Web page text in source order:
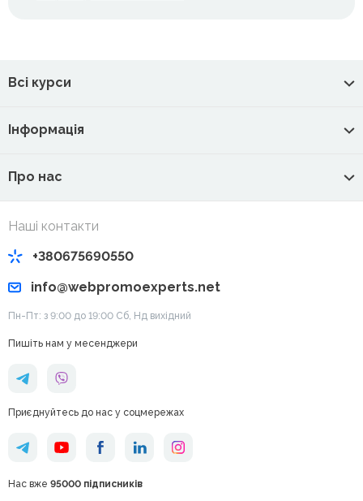
Всі курси
Інформація
Про нас
Наші контакти
+380675690550
info@webpromoexperts.net
Пн-Пт: з 9:00 до 19:00 Cб, Нд вихідний
Пишіть нам у месенджери
Приєднуйтесь до нас у соцмережах
Нас вже 95000 підписників